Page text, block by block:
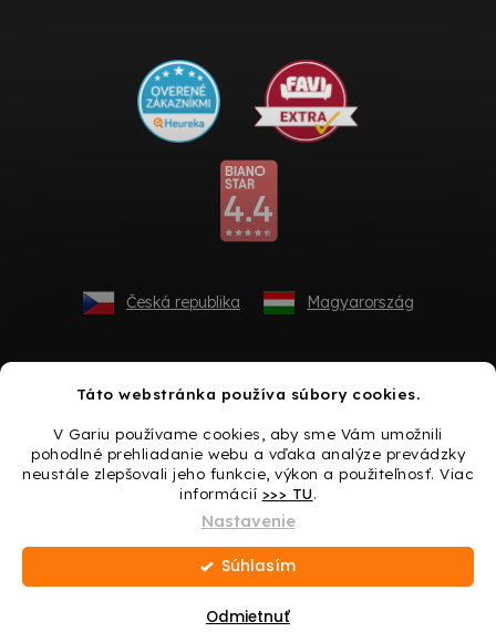
Táto webstránka používa súbory cookies.
V Gariu používame cookies, aby sme Vám umožnili
pohodlné prehliadanie webu a vďaka analýze prevádzky
neustále zlepšovali jeho funkcie, výkon a použiteľnosť. Viac
informácií >>> TU.
Nastavenie
Odmietnuť
Súhlasím
Darček ku každému nákupu → Urobte si radosť ešte
Česká republika Magyarország
Vytvoril Shoptet
Copyright 2026Gario.sk. Všetky práva vyhradené.Upraviť
nastavenie cookies